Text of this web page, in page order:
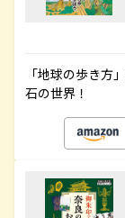
「地球の歩き方
石の世界！